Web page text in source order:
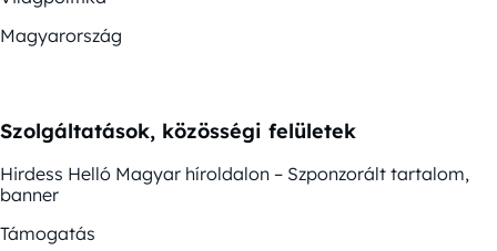
Magyarország
Szolgáltatások, közösségi felületek
Hirdess Helló Magyar híroldalon – Szponzorált tartalom,
banner
Támogatás